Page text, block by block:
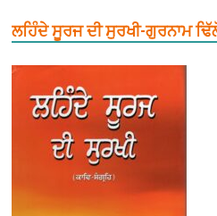
ਲਹਿੰਦੇ ਸੂਰਜ ਦੀ ਸੁਰਖੀ-ਗੁਰਨਾਮ